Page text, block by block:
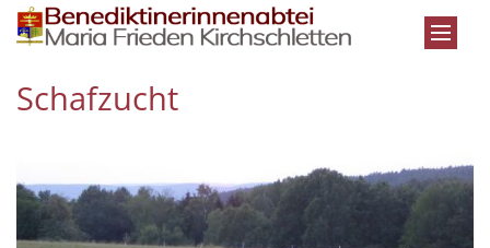
Zum Inhalt springen
Schafzucht